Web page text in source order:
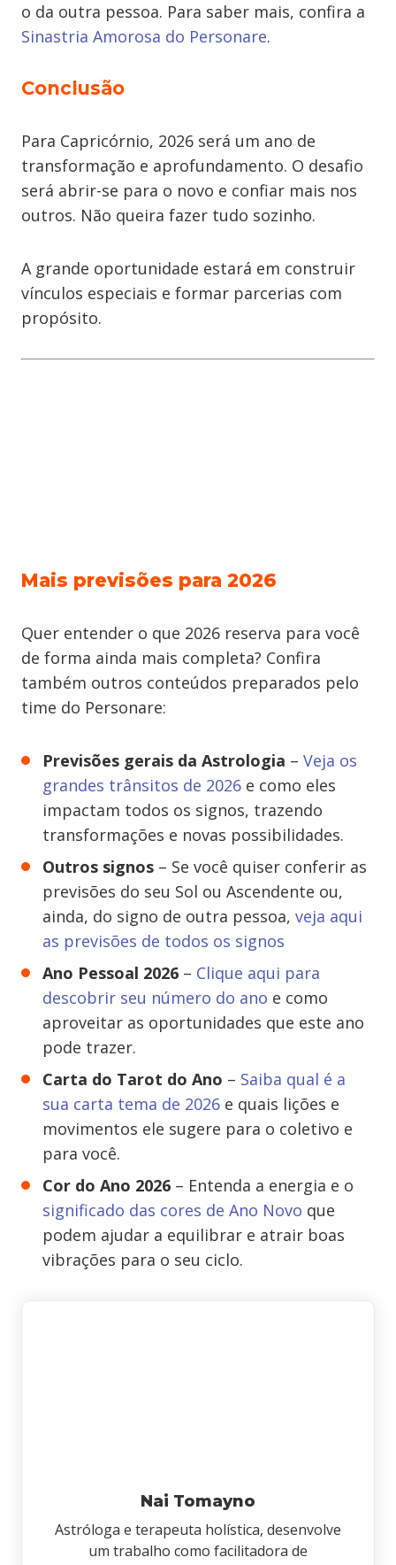
o da outra pessoa. Para saber mais, confira a
Sinastria Amorosa do Personare.
Conclusão
Para Capricórnio, 2026 será um ano de
transformação e aprofundamento. O desafio
será abrir-se para o novo e confiar mais nos
outros. Não queira fazer tudo sozinho.
A grande oportunidade estará em construir
vínculos especiais e formar parcerias com
propósito.
Mais previsões para 2026
Quer entender o que 2026 reserva para você
de forma ainda mais completa? Confira
também outros conteúdos preparados pelo
time do Personare:
Previsões gerais da Astrologia – Veja os
grandes trânsitos de 2026 e como eles
impactam todos os signos, trazendo
transformações e novas possibilidades.
Outros signos – Se você quiser conferir as
previsões do seu Sol ou Ascendente ou,
ainda, do signo de outra pessoa, veja aqui
as previsões de todos os signos
Ano Pessoal 2026 – Clique aqui para
descobrir seu número do ano e como
aproveitar as oportunidades que este ano
pode trazer.
Carta do Tarot do Ano – Saiba qual é a
sua carta tema de 2026 e quais lições e
movimentos ele sugere para o coletivo e
para você.
Cor do Ano 2026 – Entenda a energia e o
significado das cores de Ano Novo que
podem ajudar a equilibrar e atrair boas
vibrações para o seu ciclo.
Nai Tomayno
Astróloga e terapeuta holística, desenvolve
um trabalho como facilitadora de